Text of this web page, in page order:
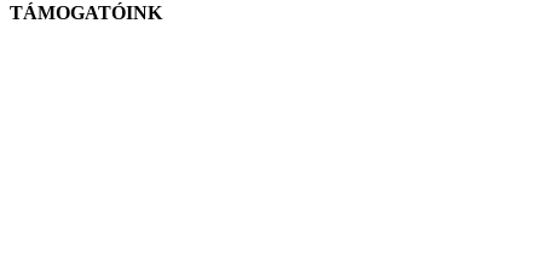
TÁMOGATÓINK